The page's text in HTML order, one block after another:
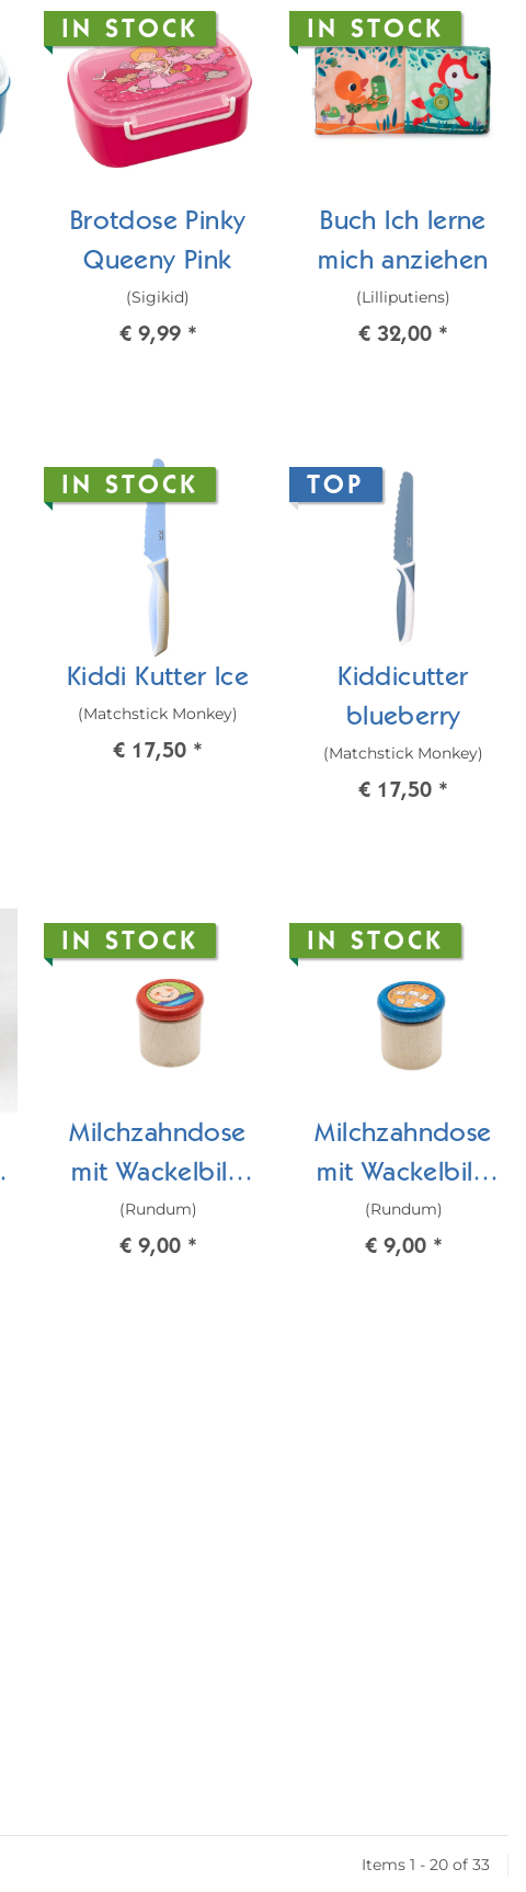
IN STOCK
Brotdose Pinky
Queeny Pink
(Sigikid)
€ 9,99 *
IN STOCK
Buch Ich lerne
mich anziehen
(Lilliputiens)
€ 32,00 *
IN STOCK
Kiddi Kutter Ice
(Matchstick Monkey)
€ 17,50 *
TOP
Kiddicutter
blueberry
(Matchstick Monkey)
€ 17,50 *
IN STOCK
Milchzahndose
mit Wackelbild
Junge
(Rundum)
€ 9,00 *
IN STOCK
Milchzahndose
mit Wackelbild
Wackelzähne
(Rundum)
€ 9,00 *
Items 1 - 20 of 33